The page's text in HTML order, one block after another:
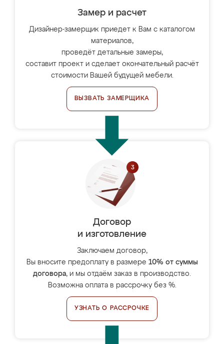
Замер и расчет
Дизайнер-замерщик приедет к Вам с каталогом
материалов,
проведёт детальные замеры,
составит проект и сделает окончательный расчёт
стоимости Вашей будущей мебели.
ВЫЗВАТЬ ЗАМЕРЩИКА
Договор
и изготовление
Заключаем договор,
Вы вносите предоплату в размере 10% от суммы
договора, и мы отдаём заказ в производство.
Возможна оплата в рассрочку без %.
УЗНАТЬ О РАССРОЧКЕ